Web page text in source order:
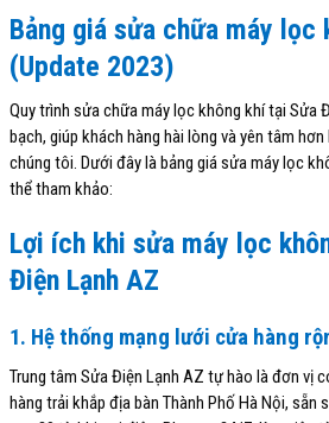
Bảng giá sửa chữa máy lọc
(Update 2023)
Quy trình sửa chữa máy lọc không khí tại Sửa
bạch, giúp khách hàng hài lòng và yên tâm
chúng tôi. Dưới đây là bảng giá sửa máy lọc
thể tham khảo:
Lợi ích khi sửa máy lọc
Điện Lạnh AZ
1. Hệ thống mạng lưới cửa hàng
Trung tâm Sửa Điện Lạnh AZ tự hào là đơn vị
hàng trải khắp địa bàn Thành Phố Hà Nội, sẵn